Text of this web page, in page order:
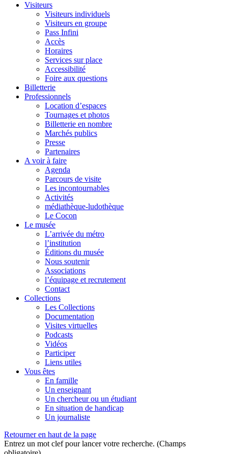
Visiteurs
Visiteurs individuels
Visiteurs en groupe
Pass Infini
Accès
Horaires
Services sur place
Accessibilité
Foire aux questions
Billetterie
Professionnels
Location d’espaces
Tournages et photos
Billetterie en nombre
Marchés publics
Presse
Partenaires
A voir à faire
Agenda
Parcours de visite
Les incontournables
Activités
médiathèque-ludothèque
Le Cocon
Le musée
L’arrivée du métro
l’institution
Éditions du musée
Nous soutenir
Associations
l’équipage et recrutement
Contact
Collections
Les Collections
Documentation
Visites virtuelles
Podcasts
Vidéos
Participer
Liens utiles
Vous êtes
En famille
Un enseignant
Un chercheur ou un étudiant
En situation de handicap
Un journaliste
Retourner en haut de la page
Entrez un mot clef pour lancer votre recherche. (Champs